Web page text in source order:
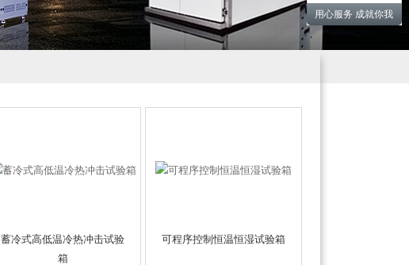
蓄冷式高低温冷热冲击试验
箱
可程序控制恒温恒湿试验箱
用心服务 成就你我